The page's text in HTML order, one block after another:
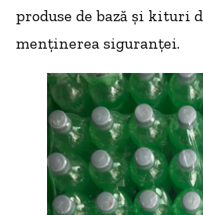
produse de bază și kituri
menținerea siguranței.